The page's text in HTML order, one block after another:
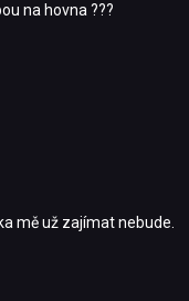
na hovna ???
mě už zajímat nebude.